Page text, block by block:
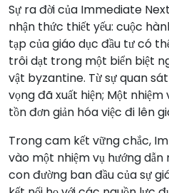
Sự ra đời của Immediate
nhận thức thiết yếu: cuộc
tạp của giáo dục đầu tư có
trôi dạt trong một biển biệt
vật byzantine. Từ sự quan
vọng đã xuất hiện; Một
tồn đơn giản hóa việc đi lên
Trong cam kết vững chắc,
vào một nhiệm vụ hướng
con đường ban đầu của sự